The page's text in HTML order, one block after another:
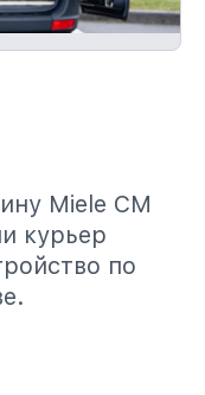
Miele CM
курьер
по